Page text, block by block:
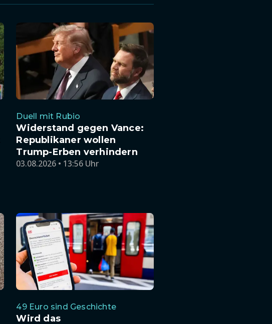
Duell mit Rubio
Widerstand gegen Vance:
Republikaner wollen
Trump-Erben verhindern
03.08.2026 • 13:56 Uhr
49 Euro sind Geschichte
Wird das